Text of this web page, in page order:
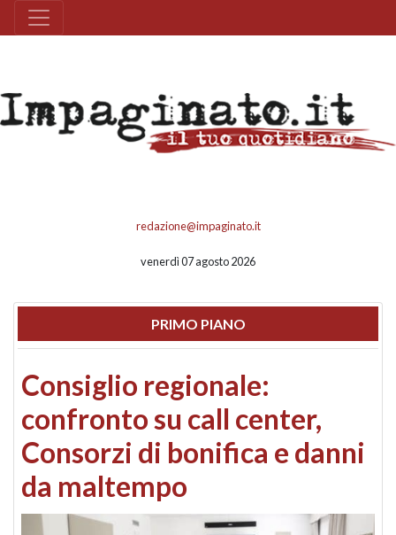
redazione@impaginato.it
venerdì 07 agosto 2026
PRIMO PIANO
Consiglio regionale:
confronto su call center,
Consorzi di bonifica e danni
da maltempo